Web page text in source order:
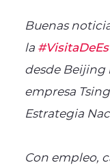
Buenas
la
desde Beijing
empresa
Estrategia
Con empleo,